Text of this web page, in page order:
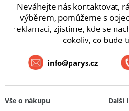
Neváhejte nás kontaktovat,
výběrem, pomůžeme s
reklamaci, zjistíme, kde se
cokoliv, co bude
info@parys.cz
Vše o nákupu
Další